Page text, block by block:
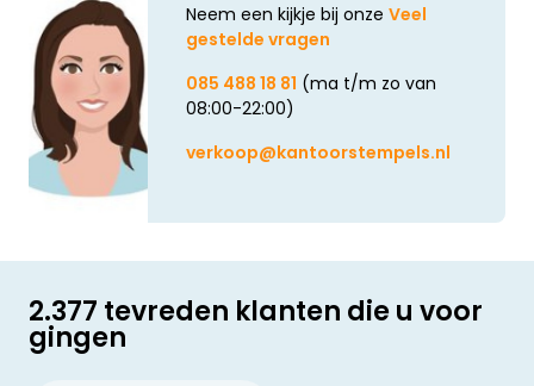
Neem een kijkje bij onze Veel
gestelde vragen
085 488 18 81 (ma t/m zo van
08:00-22:00)
verkoop@kantoorstempels.nl
2.377 tevreden klanten die u voor
gingen